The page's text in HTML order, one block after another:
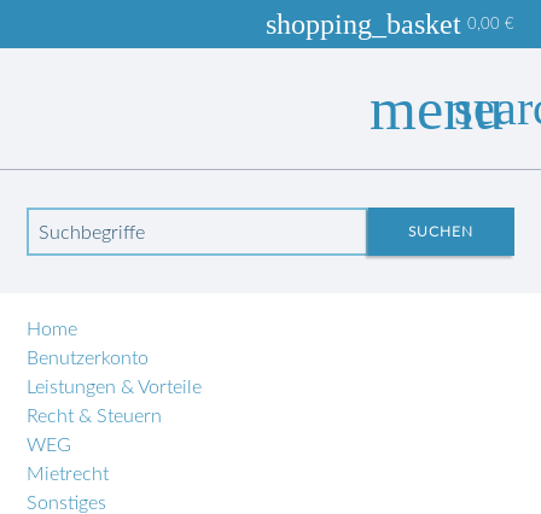
shopping_basket 0,00 €
menu
Suchbegriffe SUCHEN
Sitemap
Home
Benutzerkonto
Leistungen & Vorteile
Recht & Steuern
WEG
Mietrecht
Sonstiges